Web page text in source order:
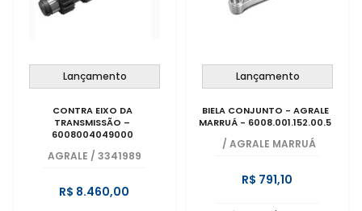
Lançamento
CONTRA EIXO DA
TRANSMISSÃO –
6008004049000
AGRALE / 3341989
R$ 8.460,00
Lançamento
BIELA CONJUNTO - AGRALE
MARRUÁ - 6008.001.152.00.5
/ AGRALE MARRUÁ
R$ 791,10